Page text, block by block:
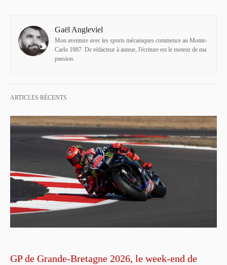
Gaël Angleviel
Mon aventure avec les sports mécaniques commence au Monte-
Carlo 1987. De rédacteur à auteur, l'écriture est le moteur de ma
passion.
ARTICLES RÉCENTS
GP de Grande-Bretagne 2026, le week-end de